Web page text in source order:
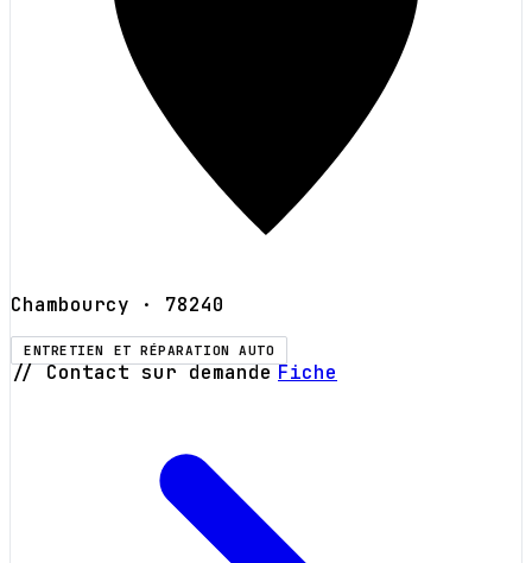
Chambourcy · 78240
ENTRETIEN ET RÉPARATION AUTO
// Contact sur demande Fiche